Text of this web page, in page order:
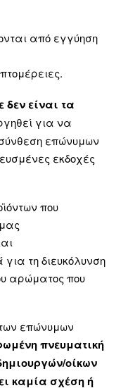
από εγγύηση
είναι τα
για να
επώνυμων
εκδοχές
που
για τη διευκόλυνση
αρώματος που
επώνυμων
πνευματική
οίκων
καμία σχέση ή